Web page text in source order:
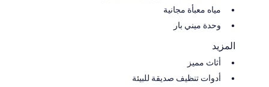
مياه معبأة مجانية
وحدة ميني بار
المزيد
أثاث مميز
أدوات تنظيف صديقة للبيئة